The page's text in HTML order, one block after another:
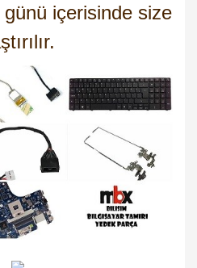
içerisinde size